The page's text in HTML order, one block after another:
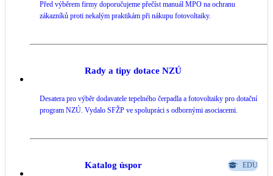
Před výběrem firmy doporučujeme přečíst manuál MPO na ochranu
zákazníků proti nekalým praktikám při nákupu fotovoltaiky.
Rady a tipy dotace NZÚ
Desatera pro výběr dodavatele tepelného čerpadla a fotovoltaiky pro dotační
program NZÚ. Vydalo SFŽP ve spolupráci s odbornými asociacemi.
Katalog úspor EDU